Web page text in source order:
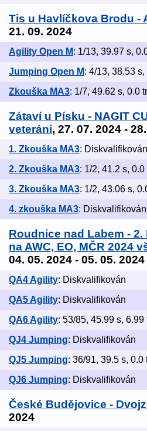
Tis u Havlíčkova Brodu -
21. 09. 2024
Agility Open M: 1/13, 39.97 s,
Jumping Open M: 4/13, 38.53
Zkouška MA3: 1/7, 49.62 s, 0.0
Zátaví u Písku - NAGIT
veteráni, 27. 07. 2024 -
1. Zkouška MA3: Diskvalifikován
2. Zkouška MA3: 1/2, 41.2 s, 0.0
3. Zkouška MA3: 1/2, 43.06 s,
4. zkouška MA3: Diskvalifikován
Roudnice nad Labem -
na AWC, EO, MČR 2024
04. 05. 2024 - 05. 05. 2024
QA4 Agility: Diskvalifikován
QA5 Agility: Diskvalifikován
QA6 Agility: 53/85, 45.99 s, 6.99
QJ4 Jumping: Diskvalifikován
QJ5 Jumping: 36/91, 39.5 s, 0.0
QJ6 Jumping: Diskvalifikován
České Budějovice -
2024